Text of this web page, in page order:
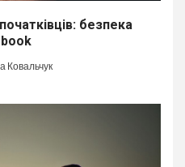
безпека
Ковальчук